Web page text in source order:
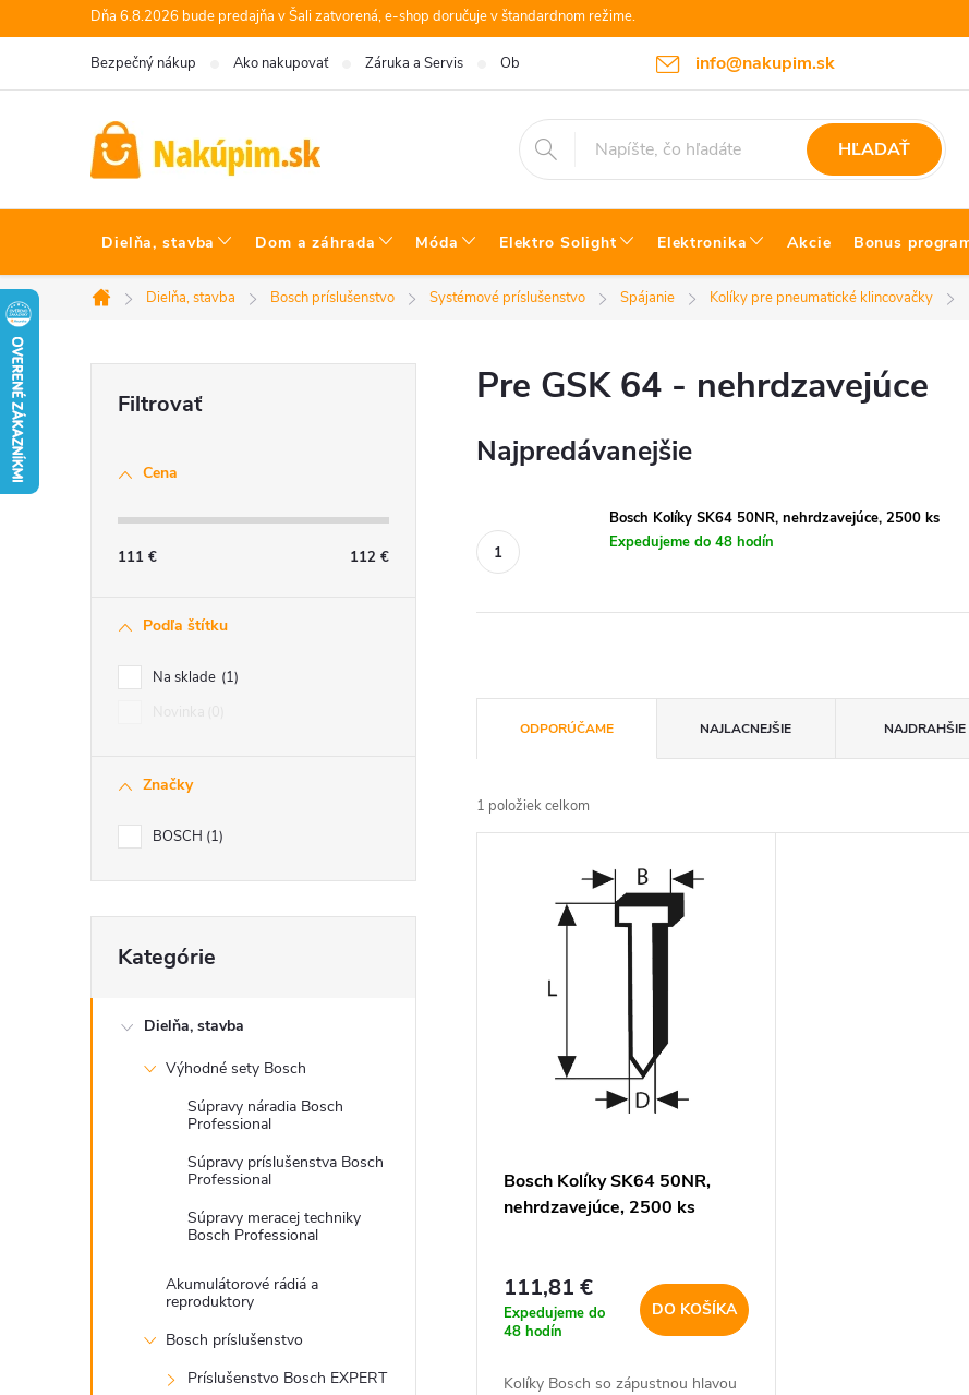
na
Dňa 6.8.2026 bude predajňa v Šali zatvorená, e-shop doručuje v štandardnom režime.
info@nakupim.sk
Bezpečný nákup Ako nakupovať Záruka a Servis Obchodné podmienky Platby a Doprava Blog Bosch náradie
HĽADAŤ
Dielňa, stavba Dom a záhrada Móda Elektro Solight Elektronika Akcie Bonus
Domov
Dielňa, stavba Bosch príslušenstvo Systémové príslušenstvo Spájanie Kolíky pre pneumatické klincovačky
l
Cena
111 € 112 €
Podľa štítku
Na sklade 1
Značky
BOSCH 1
kategórie
Kategórie
Dielňa, stavba
Výhodné sety Bosch
Súpravy náradia Bosch
Professional
Súpravy príslušenstva Bosch
Professional
Súpravy meracej techniky
Bosch Professional
Akumulátorové rádiá a
reproduktory
Bosch príslušenstvo
Príslušenstvo Bosch EXPERT
Pre GSK 64 - nehrdzavejúce
Najpredávanejšie
Bosch Kolíky SK64 50NR, nehrdzavejúce, 2500 ks
Expedujeme do 48 hodín
a
d
ODPORÚČAME NAJLACNEJŠIE NAJDRAHŠIE
1 položiek celkom
Bosch Kolíky SK64 50NR,
nehrdzavejúce, 2500 ks
111,81 €
Expedujeme do
48 hodín
DO KOŠÍKA
Kolíky Bosch so zápustnou hlavou